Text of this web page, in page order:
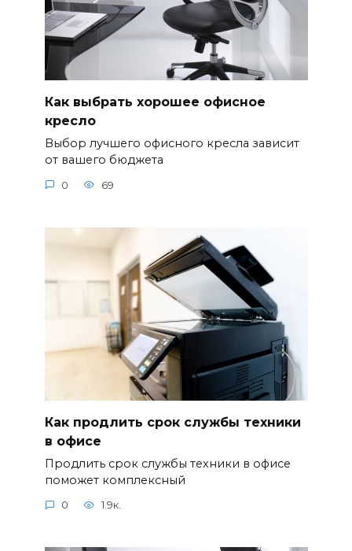
Как выбрать хорошее офисное
кресло
Выбор лучшего офисного кресла зависит
от вашего бюджета
0 69
Как продлить срок службы техники
в офисе
Продлить срок службы техники в офисе
поможет комплексный
0 1.9к.